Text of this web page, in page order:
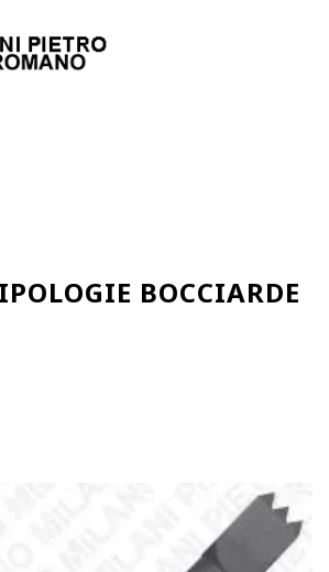
BOCCIARDE